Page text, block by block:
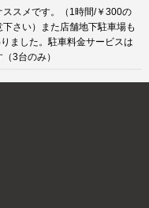
スメです。（1時間/￥300の
さい）また店舗地下駐車場も
ました。駐車料金サービスは
3台のみ）